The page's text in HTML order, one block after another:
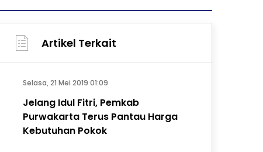
Artikel Terkait
Selasa, 21 Mei 2019 01:09
Jelang Idul Fitri, Pemkab
Purwakarta Terus Pantau Harga
Kebutuhan Pokok